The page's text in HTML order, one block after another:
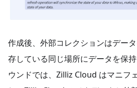
作成後、外部コレクションはデー
存している同じ場所にデータを保
ウンドでは、Zilliz Cloud はマニフ